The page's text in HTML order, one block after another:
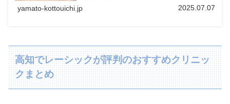
yamato-kottouichi.jp 2025.07.07
高知でレーシックが評判のおすすめクリニッ
クまとめ